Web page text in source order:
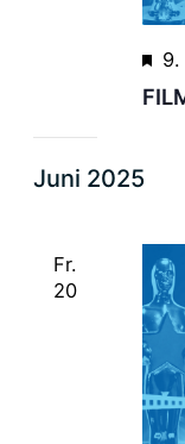
9.
Juni 2025
Fr.
20